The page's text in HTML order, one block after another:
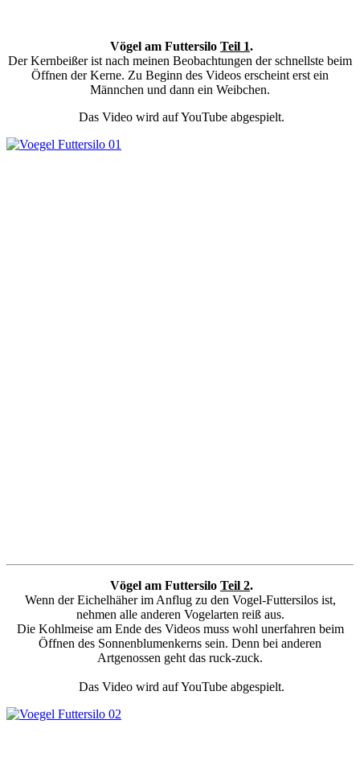
Vögel am Futtersilo Teil 1.
Der Kernbeißer ist nach meinen Beobachtungen der schnellste beim
Öffnen der Kerne. Zu Beginn des Videos erscheint erst ein
Männchen und dann ein Weibchen.
Das Video wird auf YouTube abgespielt.
Vögel am Futtersilo Teil 2.
Wenn der Eichelhäher im Anflug zu den Vogel-Futtersilos ist,
nehmen alle anderen Vogelarten reiß aus.
Die Kohlmeise am Ende des Videos muss wohl unerfahren beim
Öffnen des Sonnenblumenkerns sein. Denn bei anderen
Artgenossen geht das ruck-zuck.
Das Video wird auf YouTube abgespielt.